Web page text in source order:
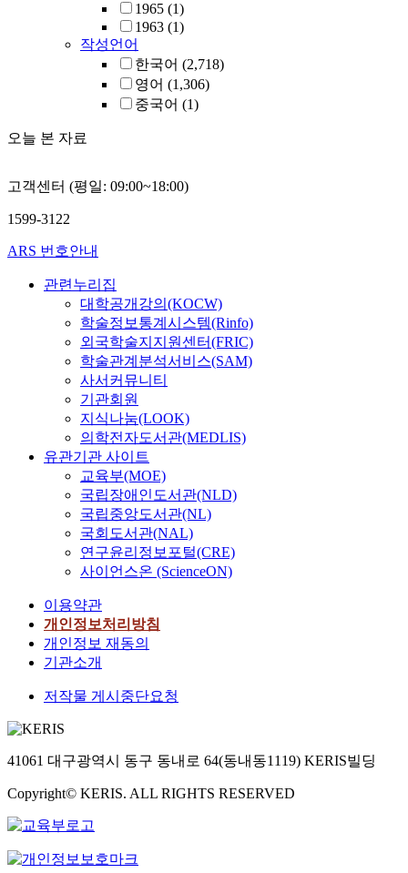
1965 (1)
1963 (1)
작성언어
한국어 (2,718)
영어 (1,306)
중국어 (1)
오늘 본 자료
고객센터 (평일: 09:00~18:00)
1599-3122
ARS 번호안내
관련누리집
대학공개강의(KOCW)
학술정보통계시스템(Rinfo)
외국학술지지원센터(FRIC)
학술관계분석서비스(SAM)
사서커뮤니티
기관회원
지식나눔(LOOK)
의학전자도서관(MEDLIS)
유관기관 사이트
교육부(MOE)
국립장애인도서관(NLD)
국립중앙도서관(NL)
국회도서관(NAL)
연구윤리정보포털(CRE)
사이언스온 (ScienceON)
이용약관
개인정보처리방침
개인정보 재동의
기관소개
저작물 게시중단요청
41061 대구광역시 동구 동내로 64(동내동1119) KERIS빌딩
Copyright© KERIS. ALL RIGHTS RESERVED